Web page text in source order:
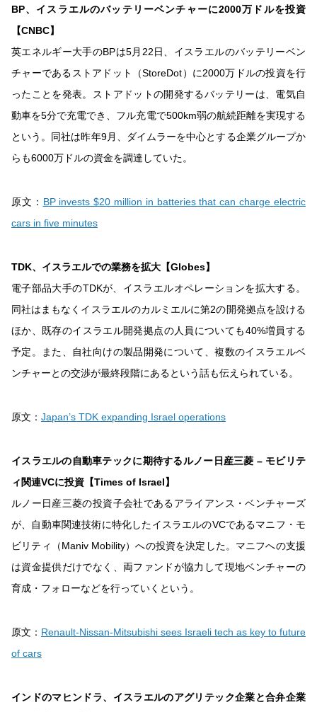
BP、イスラエルのバッテリーベンチャーに2000万ドルを投資
【CNBC】
英エネルギー大手のBPは5月22日、イスラエルのバッテリーベン
チャーであるストアドット（StoreDot）に2000万ドルの投資を行
ったことを発表。ストアドットの開発するバッテリーは、電気自
動車を5分で充電でき、フル充電で500km弱の航続距離を実現する
という。同社は昨年9月、ダイムラーを中心とする企業グループか
らも6000万ドルの資金を調達していた。
原文： BP invests $20 million in batteries that can charge electric
cars in five minutes
TDK、イスラエルでの業務を拡大【Globes】
電子部品大手のTDKが、イスラエルオペレーションを拡大する。
同社はまもなくイスラエルのカルミエルに第2の開発拠点を設ける
ほか、既存のイスラエル開発拠点の人員についても40%増員する
予定。また、自社向けの製品開発について、複数のイスラエルベ
ンチャーとの交渉が最終段階にあるという話も伝えられている。
原文： Japan’s TDK expanding Israel operations
イスラエルの自動車テックに期待するルノー日産三菱 – モビリテ
ィ関連VCに投資【Times of Israel】
ルノー日産三菱の投資子会社であるアライアンス・ベンチャーズ
が、自動車関連技術に特化したイスラエルのVCであるマニフ・モ
ビリティ（Maniv Mobility）への投資を決定した。マニフへの支援
は資金提供だけでなく、両ファンドが協力して現地ベンチャーの
育成・フォローなどを行っていくという。
原文： Renault-Nissan-Mitsubishi sees Israeli tech as key to future
of cars
インドのマヒンドラ、イスラエルのアグリテック企業と合弁企業